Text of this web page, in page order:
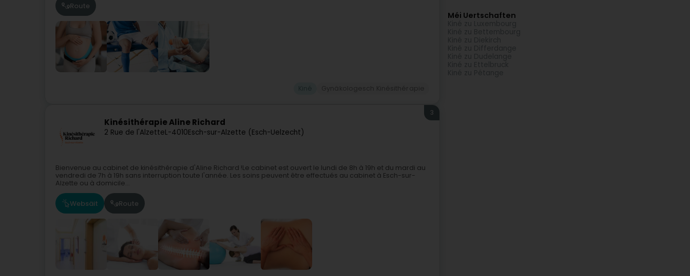
Route
Kinésithérapie Aline Richard
2 Rue de l'AlzetteL-4010Esch-sur-Alzette (Esch-Uelzecht)
3
Bienvenue au cabinet de kinésithérapie d'Aline Richard !Le cabinet est ouvert le lundi de 8h à 19h et du mardi au
vendredi de 7h à 19h sans interruption toute l'année. Les soins peuvent être effectués au cabinet à Esch-sur-
Alzette ou à domicile...
Websäit Route
Méi Uertschaften